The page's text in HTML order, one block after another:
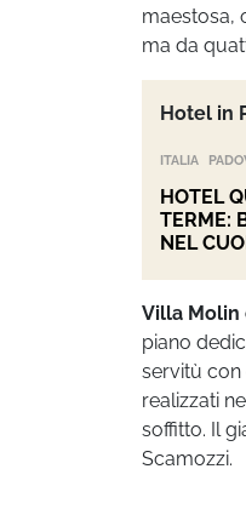
maestosa,
ma da
Hotel in
ITALIA
HOTEL
TERME:
NEL
Villa Molin
piano
servitù con
realizzati
soffitto. Il
Scamozzi.